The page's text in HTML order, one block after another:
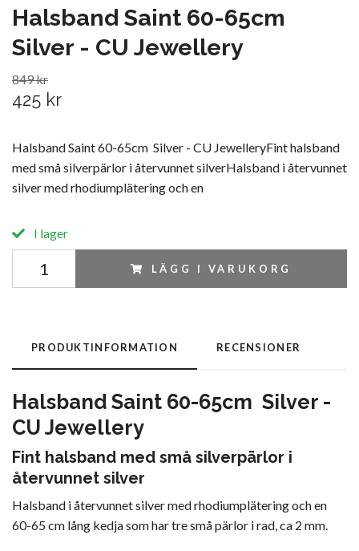
Halsband Saint 60-65cm
Silver - CU Jewellery
849 kr
425 kr
Halsband Saint 60-65cm Silver - CU JewelleryFint halsband
med små silverpärlor i återvunnet silverHalsband i återvunnet
silver med rhodiumplätering och en
I lager
LÄGG I VARUKORG
PRODUKTINFORMATION RECENSIONER
Halsband Saint 60-65cm Silver -
CU Jewellery
Fint halsband med små silverpärlor i
återvunnet silver
Halsband i återvunnet silver med rhodiumplätering och en
60-65 cm lång kedja som har tre små pärlor i rad, ca 2 mm.